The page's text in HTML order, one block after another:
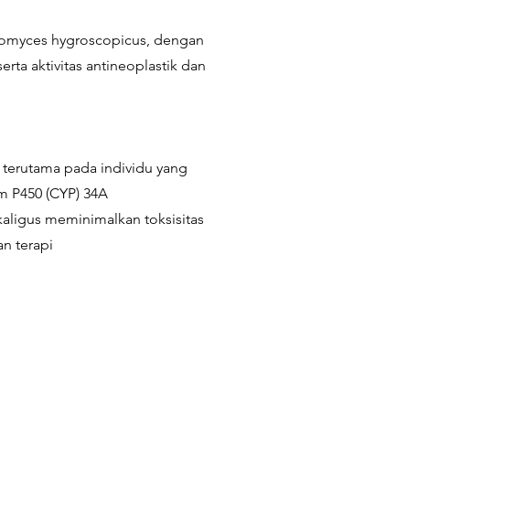
hygroscopicus, dengan
aktivitas antineoplastik dan
pada individu yang
(CYP) 34A
meminimalkan toksisitas
terapi